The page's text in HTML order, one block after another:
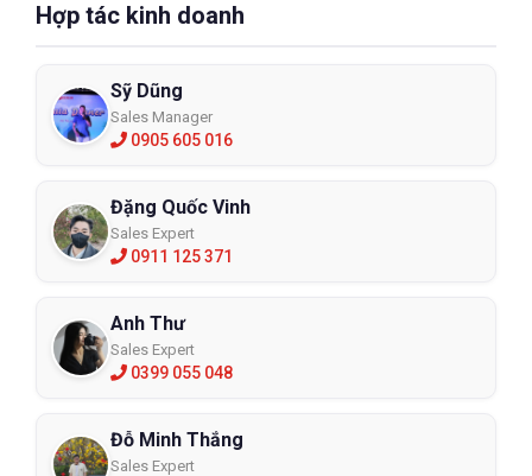
Hợp tác kinh doanh
Sỹ Dũng
Sales Manager
0905 605 016
Đặng Quốc Vinh
Sales Expert
0911 125 371
Anh Thư
Sales Expert
0399 055 048
Đỗ Minh Thắng
Sales Expert